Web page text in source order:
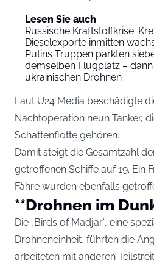
Lesen Sie auch
Russische Kraftstoffkrise:
Dieselexporte inmitten
Putins Truppen parkten
demselben Flugplatz –
ukrainischen Drohnen
Laut U24 Media beschädigte
Nachtoperation neun Tanker,
Schattenflotte gehören.
Damit steigt die Gesamtzahl
getroffenen Schiffe auf 19. Ein
Fähre wurden ebenfalls
**Drohnen im
Die „Birds of Madjar“, eine
Drohneneinheit, führten die
arbeiteten mit anderen